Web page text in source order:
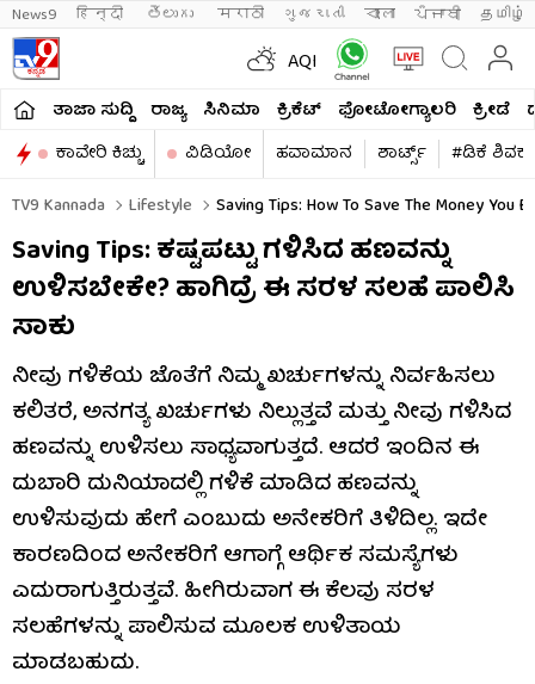
News9 हिन्दी తెలుగు मराठी ગુજરાતી বাংলা ਪੰਜਾਬੀ தமிழ்
AQI
ತಾಜಾ ಸುದ್ದಿ ರಾಜ್ಯ ಸಿನಿಮಾ ಕ್ರಿಕೆಟ್​ ಫೋಟೋಗ್ಯಾಲರಿ ಕ್ರೀಡೆ
ಕಾವೇರಿ ಕಿಚ್ಚು
ವಿಡಿಯೋ ಹವಾಮಾನ ಶಾರ್ಟ್ಸ್​
#ಡಿಕೆ
TV9 Kannada
Lifestyle Saving Tips: How To Save The Money You
Saving Tips: ಕಷ್ಟಪಟ್ಟು ಗಳಿಸಿದ ಹಣವನ್ನು
ಉಳಿಸಬೇಕೇ? ಹಾಗಿದ್ರೆ ಈ ಸರಳ ಸಲಹೆ ಪಾಲಿಸಿ
ಸಾಕು
ನೀವು ಗಳಿಕೆಯ ಜೊತೆಗೆ ನಿಮ್ಮ ಖರ್ಚುಗಳನ್ನು ನಿರ್ವಹಿಸಲು
ಕಲಿತರೆ, ಅನಗತ್ಯ ಖರ್ಚುಗಳು ನಿಲ್ಲುತ್ತವೆ ಮತ್ತು ನೀವು ಗಳಿಸಿದ
ಹಣವನ್ನು ಉಳಿಸಲು ಸಾಧ್ಯವಾಗುತ್ತದೆ. ಆದರೆ ಇಂದಿನ ಈ
ದುಬಾರಿ ದುನಿಯಾದಲ್ಲಿ ಗಳಿಕೆ ಮಾಡಿದ ಹಣವನ್ನು
ಉಳಿಸುವುದು ಹೇಗೆ ಎಂಬುದು ಅನೇಕರಿಗೆ ತಿಳಿದಿಲ್ಲ. ಇದೇ
ಕಾರಣದಿಂದ ಅನೇಕರಿಗೆ ಆಗಾಗ್ಗೆ ಆರ್ಥಿಕ ಸಮಸ್ಯೆಗಳು
ಎದುರಾಗುತ್ತಿರುತ್ತವೆ. ಹೀಗಿರುವಾಗ ಈ ಕೆಲವು ಸರಳ
ಸಲಹೆಗಳನ್ನು ಪಾಲಿಸುವ ಮೂಲಕ ಉಳಿತಾಯ
ಮಾಡಬಹುದು.